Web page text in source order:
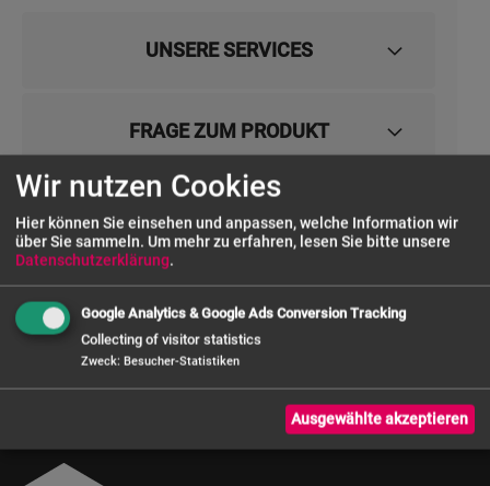
UNSERE SERVICES
FRAGE ZUM PRODUKT
Alle Preise zzgl. MwSt. und inkl.Versandkosten
(bei Bestellwert über € 50,- netto)
Wir nutzen Cookies
Hier können Sie einsehen und anpassen, welche Information wir
über Sie sammeln. Um mehr zu erfahren, lesen Sie bitte unsere
Datenschutzerklärung.
Google Analytics & Google Ads Conversion Tracking
Collecting of visitor statistics
Zweck: Besucher-Statistiken
Ausgewählte akzeptieren